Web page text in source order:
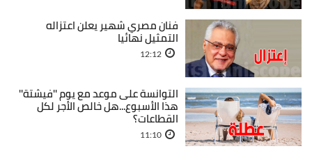
فنان مصري شهير يعلن اعتزاله
التمثيل نهائيا
12:12
التوانسة على موعد مع يوم ''فيشتة''
هذا الأسبوع...هل خالص الأجر لكل
القطاعات؟
11:10